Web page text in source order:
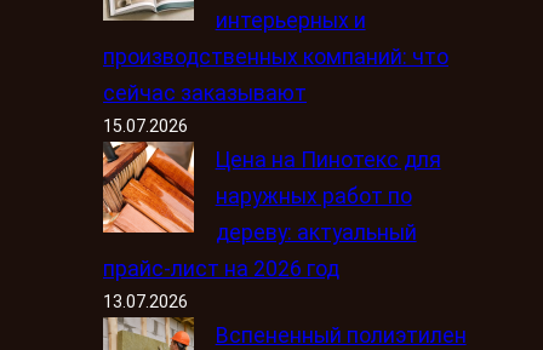
интерьерных и
производственных компаний: что
сейчас заказывают
15.07.2026
Цена на Пинотекс для
наружных работ по
дереву: актуальный
прайс-лист на 2026 год
13.07.2026
Вспененный полиэтилен